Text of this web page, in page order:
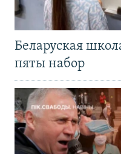
Беларуская
пяты набор